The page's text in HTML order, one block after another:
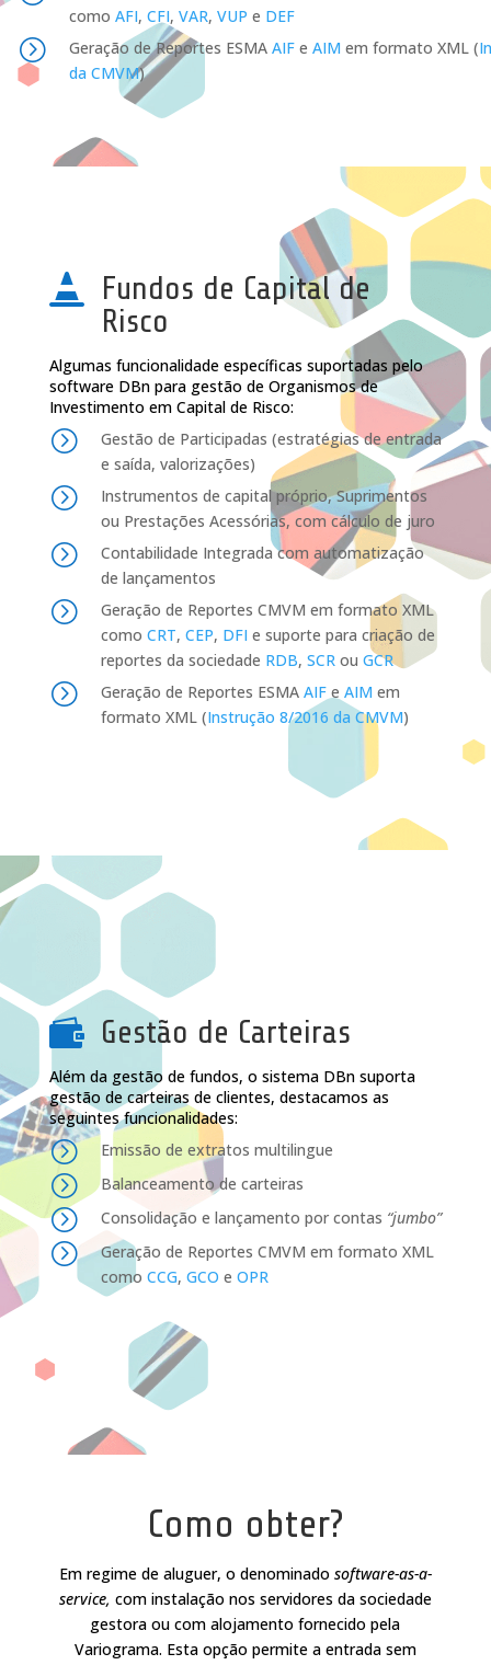
como AFI, CFI, VAR, VUP e DEF
= Geração de Reportes ESMA AIF e AIM em formato XML (
da CMVM)

Fundos de Capital de
Risco
Algumas funcionalidade específicas suportadas pelo
software DBn para gestão de Organismos de
Investimento em Capital de Risco:
=
Gestão de Participadas (estratégias de entrada
e saída, valorizações)
=
Instrumentos de capital próprio, Suprimentos
ou Prestações Acessórias, com cálculo de juro
=
Contabilidade Integrada com automatização
de lançamentos
=
Geração de Reportes CMVM em formato XML
como CRT, CEP, DFI e suporte para criação de
reportes da sociedade RDB, SCR ou GCR
= Geração de Reportes ESMA AIF e AIM em
formato XML (Instrução 8/2016 da CMVM)
 Gestão de Carteiras
Além da gestão de fundos, o sistema DBn suporta
gestão de carteiras de clientes, destacamos as
seguintes funcionalidades:
= Emissão de extratos multilingue
= Balanceamento de carteiras
= Consolidação e lançamento por contas “jumbo”
=
Geração de Reportes CMVM em formato XML
como CCG, GCO e OPR
Como obter?
Em regime de aluguer, o denominado software-as-a-
service, com instalação nos servidores da sociedade
gestora ou com alojamento fornecido pela
Variograma. Esta opção permite a entrada sem